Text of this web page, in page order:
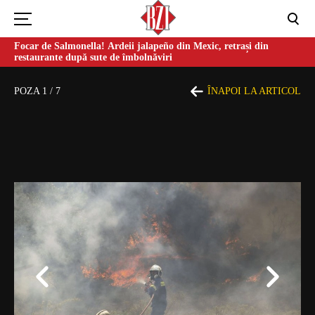
Focar de Salmonella! Ardeii jalapeño din Mexic, retrași din
restaurante după sute de îmbolnăviri
POZA 1 / 7 ÎNAPOI LA ARTICOL